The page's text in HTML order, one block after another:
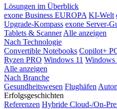
Lösungen im Überblick
exone Business EUROPA KI-Welt
Upgrade-Kompass exone Server-
Tablets & Scanner Alle anzeigen
Nach Technologie
Convertible Notebooks Copilot+
Ryzen PRO Windows 11 Windows
Alle anzeigen
Nach Branche
Gesundheitswesen Flughäfen
Erfolgsgeschichten
Referenzen Hybride Cloud-/On-